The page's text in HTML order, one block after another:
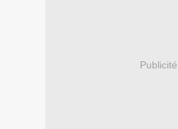
Publicité